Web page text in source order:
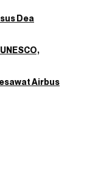
Dea
Airbus